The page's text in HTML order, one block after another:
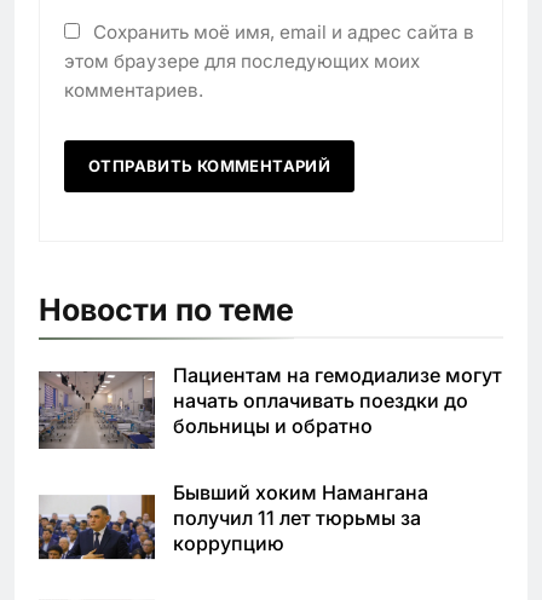
Сохранить моё имя, email и адрес сайта в
этом браузере для последующих моих
комментариев.
Новости по теме
Пациентам на гемодиализе могут
начать оплачивать поездки до
больницы и обратно
Бывший хоким Намангана
получил 11 лет тюрьмы за
коррупцию